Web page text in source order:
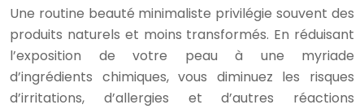
Une routine beauté minimaliste privilégie souvent des
produits naturels et moins transformés. En réduisant
l’exposition de votre peau à une myriade
d’ingrédients chimiques, vous diminuez les risques
d’irritations, d’allergies et d’autres réactions